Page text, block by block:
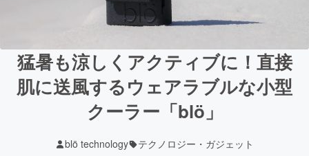
猛暑も涼しくアクティブに！直接
肌に送風するウェアラブルな小型
クーラー「blö」
blö technology テクノロジー・ガジェット